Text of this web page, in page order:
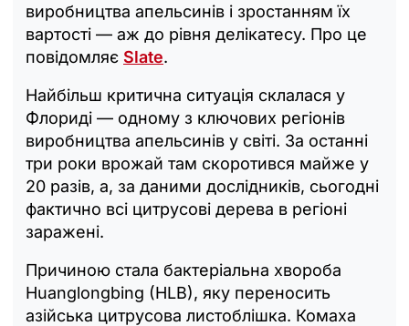
виробництва апельсинів і зростанням їх
вартості — аж до рівня делікатесу. Про це
повідомляє Slate.
Найбільш критична ситуація склалася у
Флориді — одному з ключових регіонів
виробництва апельсинів у світі. За останні
три роки врожай там скоротився майже у
20 разів, а, за даними дослідників, сьогодні
фактично всі цитрусові дерева в регіоні
заражені.
Причиною стала бактеріальна хвороба
Huanglongbing (HLB), яку переносить
азійська цитрусова листоблішка. Комаха